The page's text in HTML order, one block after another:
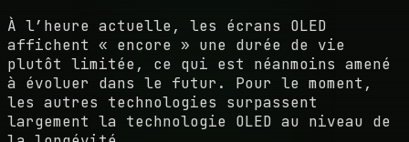
À l’heure actuelle, les écrans OLED
affichent « encore » une durée de vie
plutôt limitée, ce qui est néanmoins amené
à évoluer dans le futur. Pour le moment,
les autres technologies surpassent
largement la technologie OLED au niveau de